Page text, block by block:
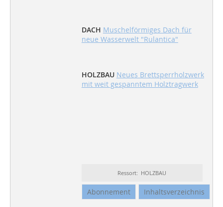
DACH Muschelförmiges Dach für
neue Wasserwelt "Rulantica"
HOLZBAU Neues Brettsperrholzwerk
mit weit gespanntem Holztragwerk
Ressort: HOLZBAU
Abonnement Inhaltsverzeichnis